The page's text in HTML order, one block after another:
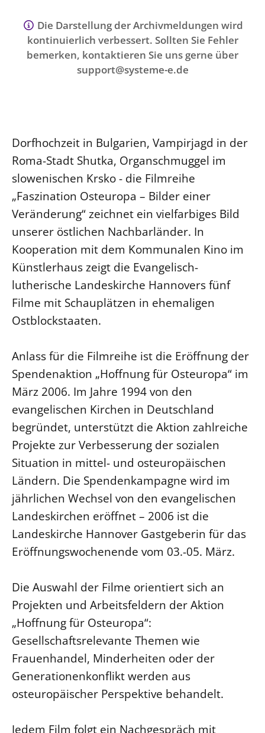
Die Darstellung der Archivmeldungen wird
kontinuierlich verbessert. Sollten Sie Fehler
bemerken, kontaktieren Sie uns gerne über
support@systeme-e.de
Dorfhochzeit in Bulgarien, Vampirjagd in der
Roma-Stadt Shutka, Organschmuggel im
slowenischen Krsko - die Filmreihe
„Faszination Osteuropa – Bilder einer
Veränderung“ zeichnet ein vielfarbiges Bild
unserer östlichen Nachbarländer. In
Kooperation mit dem Kommunalen Kino im
Künstlerhaus zeigt die Evangelisch-
lutherische Landeskirche Hannovers fünf
Filme mit Schauplätzen in ehemaligen
Ostblockstaaten.
Anlass für die Filmreihe ist die Eröffnung der
Spendenaktion „Hoffnung für Osteuropa“ im
März 2006. Im Jahre 1994 von den
evangelischen Kirchen in Deutschland
begründet, unterstützt die Aktion zahlreiche
Projekte zur Verbesserung der sozialen
Situation in mittel- und osteuropäischen
Ländern. Die Spendenkampagne wird im
jährlichen Wechsel von den evangelischen
Landeskirchen eröffnet – 2006 ist die
Landeskirche Hannover Gastgeberin für das
Eröffnungswochenende vom 03.-05. März.
Die Auswahl der Filme orientiert sich an
Projekten und Arbeitsfeldern der Aktion
„Hoffnung für Osteuropa“:
Gesellschaftsrelevante Themen wie
Frauenhandel, Minderheiten oder der
Generationenkonflikt werden aus
osteuropäischer Perspektive behandelt.
Jedem Film folgt ein Nachgespräch mit
Kirche und Finanzen
Personalausschuss
LANDESKIRCHENAMT
Rechnungsprüfungsamt
Fachstelle Sexualisierte Gewalt
Beschwerdestellen
Kirchenämter
Gleichstellung
Datenschutz
Geschäftsstelle Landessynode
LANDESSYNODE
27. Landessynode
Kontakt
MITARBEIT
Ehrenamt
Beruf
Freie Stellen
BIBLIOTHEK & ARCHIV
SERVICE
Älterwerden im Pfarrberuf
Beteiligungsverfahren
Beschwerdestellen
Finanzplanung
Fundraising
IT-Service
Corporate Design
Interventionsplan
Jahresgespräche
Kantine Speiseplan
Lutherische Kirche
Glaubensbekenntnis
KLIMASCHUTZ
Nachhaltigkeit
Gebäude
Impressum
Datenschutz
Kontakt
Barrierefreiheit
Suche